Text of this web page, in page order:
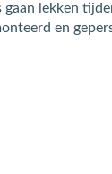
lekken
en